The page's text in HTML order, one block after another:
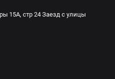
15А, стр 24 Заезд с улицы